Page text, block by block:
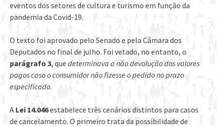
eventos dos setores de cultura e turismo em função da
pandemia da Covid-19.
O texto foi aprovado pelo Senado e pela Câmara dos
Deputados no final de julho. Foi vetado, no entanto, o
parágrafo 3, que determinava a não devolução dos valores
pagos caso o consumidor não fizesse o pedido no prazo
especificado.
A Lei 14.046estabelece três cenários distintos para casos
de cancelamento. O primeiro trata da possibilidade de